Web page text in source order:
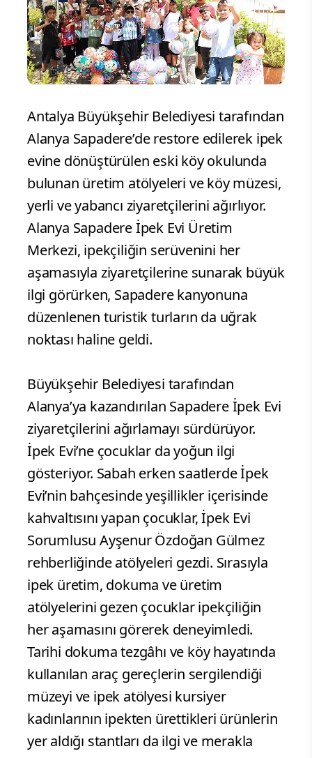
Antalya Büyükşehir Belediyesi tarafından
Alanya Sapadere’de restore edilerek ipek
evine dönüştürülen eski köy okulunda
bulunan üretim atölyeleri ve köy müzesi,
yerli ve yabancı ziyaretçilerini ağırlıyor.
Alanya Sapadere İpek Evi Üretim
Merkezi, ipekçiliğin serüvenini her
aşamasıyla ziyaretçilerine sunarak büyük
ilgi görürken, Sapadere kanyonuna
düzenlenen turistik turların da uğrak
noktası haline geldi.
Büyükşehir Belediyesi tarafından
Alanya’ya kazandırılan Sapadere İpek Evi
ziyaretçilerini ağırlamayı sürdürüyor.
İpek Evi’ne çocuklar da yoğun ilgi
gösteriyor. Sabah erken saatlerde İpek
Evi’nin bahçesinde yeşillikler içerisinde
kahvaltısını yapan çocuklar, İpek Evi
Sorumlusu Ayşenur Özdoğan Gülmez
rehberliğinde atölyeleri gezdi. Sırasıyla
ipek üretim, dokuma ve üretim
atölyelerini gezen çocuklar ipekçiliğin
her aşamasını görerek deneyimledi.
Tarihi dokuma tezgâhı ve köy hayatında
kullanılan araç gereçlerin sergilendiği
müzeyi ve ipek atölyesi kursiyer
kadınlarının ipekten ürettikleri ürünlerin
yer aldığı stantları da ilgi ve merakla